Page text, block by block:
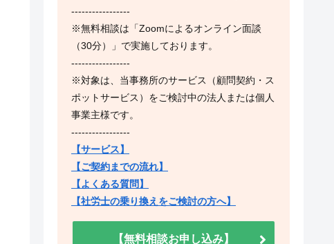
-----------------
※無料相談は「Zoomによるオンライン面談
（30分）」で実施しております。
-----------------
※対象は、当事務所のサービス（顧問契約・ス
ポットサービス）をご検討中の法人または個人
事業主様です。
-----------------
【サービス】
【ご契約までの流れ】
【よくある質問】
【社労士の乗り換えをご検討の方へ】
【無料相談お申し込み】